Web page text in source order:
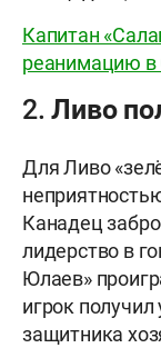
Капитан
реанимацию в
2. Ливо
Для Ливо
Канадец
лидерство в
Юлаев»
игрок получил
защитника